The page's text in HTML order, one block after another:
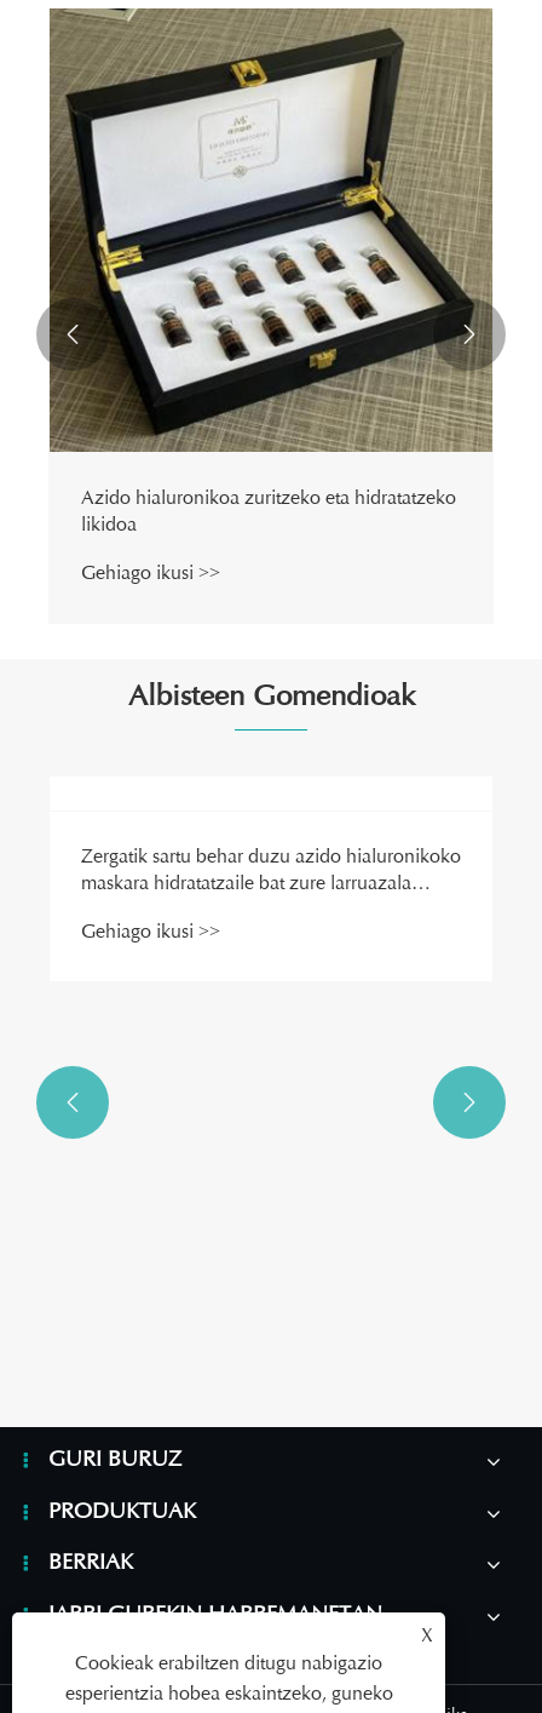
Azido hialuronikoa zuritzeko eta hidratatzeko
likidoa
Gehiago ikusi >>
 
Albisteen Gomendioak
 
GURI BURUZ
PRODUKTUAK
BERRIAK
JARRI GUREKIN HARREMANETAN
X
Cookieak erabiltzen ditugu nabigazio
esperientzia hobea eskaintzeko, guneko